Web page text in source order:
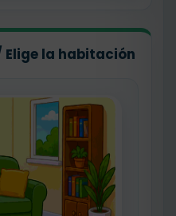
Elige la habitación